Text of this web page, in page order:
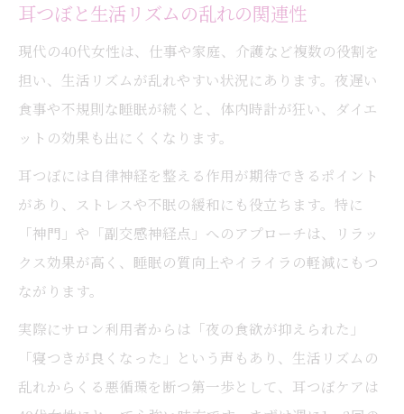
耳つぼと生活リズムの乱れの関連性
現代の40代女性は、仕事や家庭、介護など複数の役割を
担い、生活リズムが乱れやすい状況にあります。夜遅い
食事や不規則な睡眠が続くと、体内時計が狂い、ダイエ
ットの効果も出にくくなります。
耳つぼには自律神経を整える作用が期待できるポイント
があり、ストレスや不眠の緩和にも役立ちます。特に
「神門」や「副交感神経点」へのアプローチは、リラッ
クス効果が高く、睡眠の質向上やイライラの軽減にもつ
ながります。
実際にサロン利用者からは「夜の食欲が抑えられた」
「寝つきが良くなった」という声もあり、生活リズムの
乱れからくる悪循環を断つ第一歩として、耳つぼケアは